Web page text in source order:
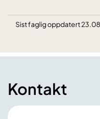
Sist faglig oppdatert
Kontakt